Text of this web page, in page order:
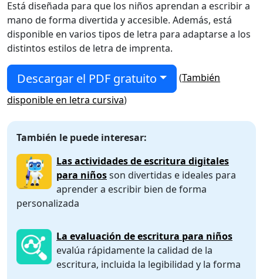
Está diseñada para que los niños aprendan a escribir a
mano de forma divertida y accesible. Además, está
disponible en varios tipos de letra para adaptarse a los
distintos estilos de letra de imprenta.
Descargar el PDF gratuito (También
disponible en letra cursiva)
También le puede interesar:
Las actividades de escritura digitales
para niñosson divertidas e ideales para
aprender a escribir bien de forma
personalizada
La evaluación de escritura para niños
evalúa rápidamente la calidad de la
escritura, incluida la legibilidad y la forma